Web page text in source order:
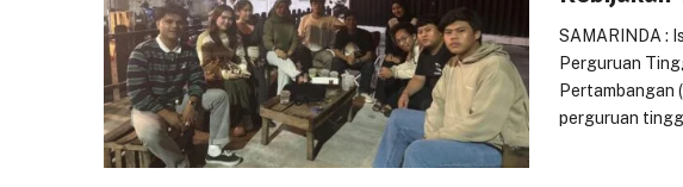
SAMARINDA :
Perguruan
Pertambangan
perguruan